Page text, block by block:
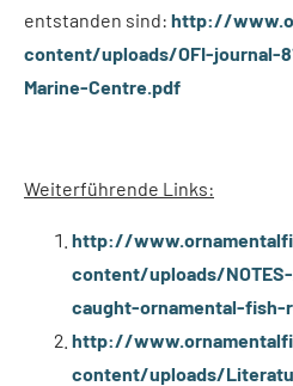
entstanden sind: http://
content/uploads/OFI-journal-
Marine-Centre.pdf
Weiterführende Links:
http://
content/uploads/
caught-ornamental-fish-
http://
content/uploads/